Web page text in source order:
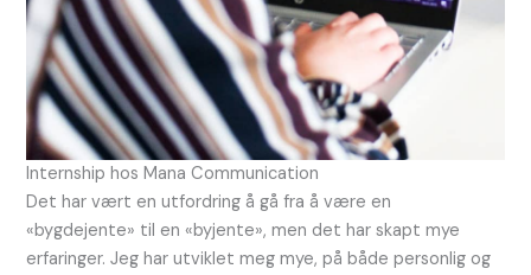
Internship hos Mana Communication
Det har vært en utfordring å gå fra å være en
«bygdejente» til en «byjente», men det har skapt mye
erfaringer. Jeg har utviklet meg mye, på både personlig og